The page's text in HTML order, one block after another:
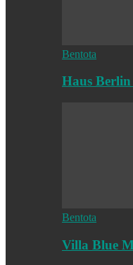
Bentota
Haus
Bentota
Villa Blue